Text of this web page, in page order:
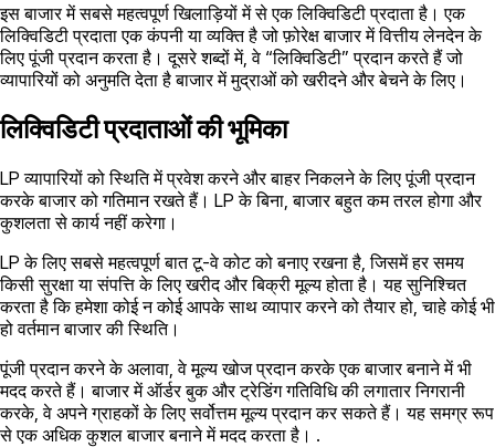
इस बाजार में सबसे महत्वपूर्ण खिलाड़ियों में से एक लिक्विडिटी प्रदाता है। एक
लिक्विडिटी प्रदाता एक कंपनी या व्यक्ति है जो फ़ोरेक्ष बाजार में वित्तीय लेनदेन के
लिए पूंजी प्रदान करता है। दूसरे शब्दों में, वे “लिक्विडिटी” प्रदान करते हैं जो
व्यापारियों को अनुमति देता है बाजार में मुद्राओं को खरीदने और बेचने के लिए।
लिक्विडिटी प्रदाताओं की भूमिका
LP व्यापारियों को स्थिति में प्रवेश करने और बाहर निकलने के लिए पूंजी प्रदान
करके बाजार को गतिमान रखते हैं। LP के बिना, बाजार बहुत कम तरल होगा और
कुशलता से कार्य नहीं करेगा।
LP के लिए सबसे महत्वपूर्ण बात टू-वे कोट को बनाए रखना है, जिसमें हर समय
किसी सुरक्षा या संपत्ति के लिए खरीद और बिक्री मूल्य होता है। यह सुनिश्चित
करता है कि हमेशा कोई न कोई आपके साथ व्यापार करने को तैयार हो, चाहे कोई भी
हो वर्तमान बाजार की स्थिति।
पूंजी प्रदान करने के अलावा, वे मूल्य खोज प्रदान करके एक बाजार बनाने में भी
मदद करते हैं। बाजार में ऑर्डर बुक और ट्रेडिंग गतिविधि की लगातार निगरानी
करके, वे अपने ग्राहकों के लिए सर्वोत्तम मूल्य प्रदान कर सकते हैं। यह समग्र रूप
से एक अधिक कुशल बाजार बनाने में मदद करता है। .